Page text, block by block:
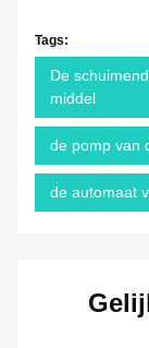
Tags:
De
middel
de pomp van
de automaat